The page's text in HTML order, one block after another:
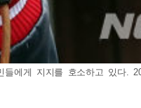
들에게 지지를 호소하고 있다.